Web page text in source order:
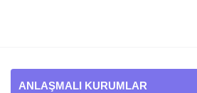
ANLAŞMALI KURUMLAR